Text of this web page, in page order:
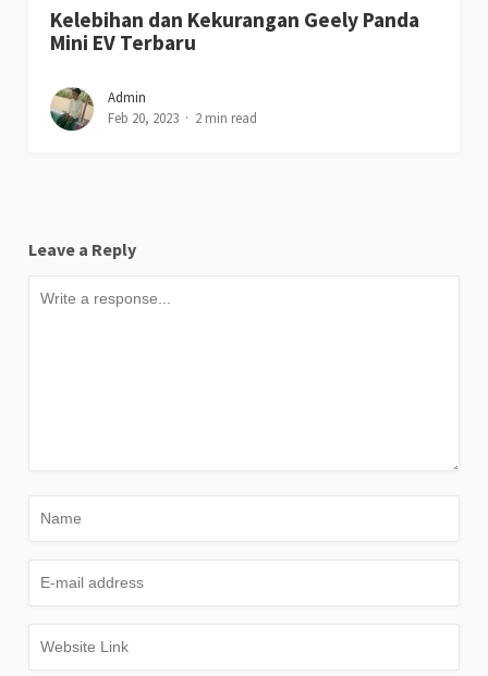
Kelebihan dan Kekurangan Geely Panda
Mini EV Terbaru
Admin
Feb 20, 2023
2 min read
Leave a Reply